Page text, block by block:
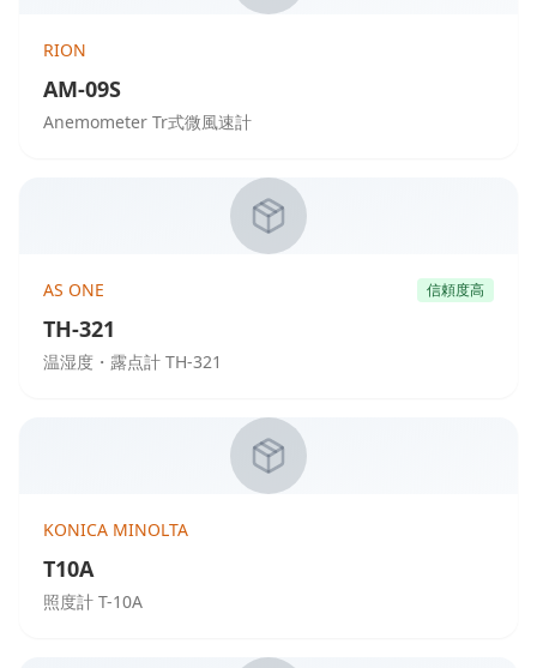
RION
AM-09S
Anemometer Tr式微風速計
AS ONE 信頼度高
TH-321
温湿度・露点計 TH-321
KONICA MINOLTA
T10A
照度計 T-10A